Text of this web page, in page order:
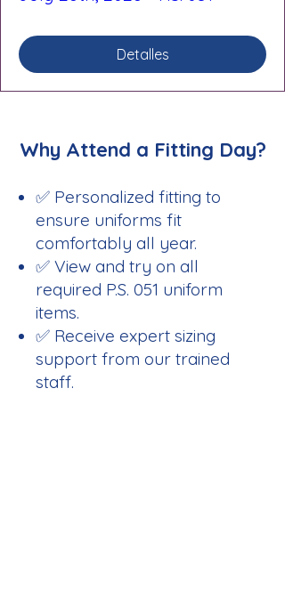
Detalles
Why Attend a Fitting Day?
✅ Personalized fitting to
ensure uniforms fit
comfortably all year.
✅ View and try on all
required P.S. 051 uniform
items.
✅ Receive expert sizing
support from our trained
staff.